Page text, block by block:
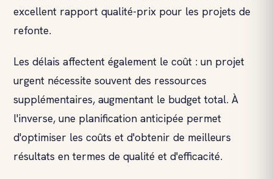
excellent rapport qualité-prix pour les projets de
refonte.
Les délais affectent également le coût : un projet
urgent nécessite souvent des ressources
supplémentaires, augmentant le budget total. À
l'inverse, une planification anticipée permet
d'optimiser les coûts et d'obtenir de meilleurs
résultats en termes de qualité et d'efficacité.